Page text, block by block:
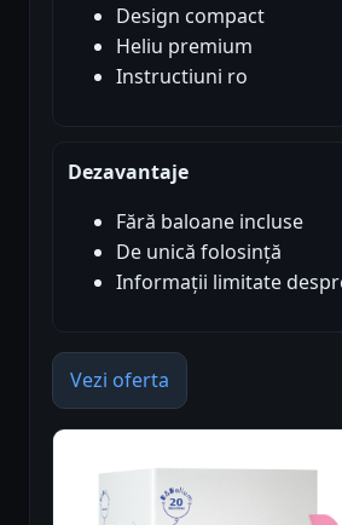
Design compact
Heliu premium
Instructiuni ro
Dezavantaje
Fără baloane incluse
De unică folosință
Informații limitate
Vezi oferta